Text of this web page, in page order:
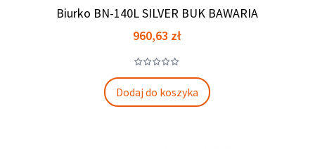
Biurko BN-140L SILVER BUK BAWARIA
Cena
960,63 zł
Dodaj do koszyka